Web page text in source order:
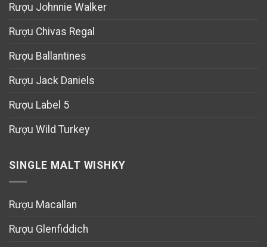
Rượu Johnnie Walker
Rượu Chivas Regal
Rượu Ballantines
Rượu Jack Daniels
Rượu Label 5
Rượu Wild Turkey
SINGLE MALT WISHKY
Rượu Macallan
Rượu Glenfiddich